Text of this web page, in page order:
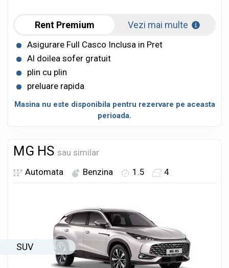
Rent Premium Vezi mai multe
Asigurare Full Casco Inclusa in Pret
Al doilea sofer gratuit
plin cu plin
preluare rapida
Masina nu este disponibila pentru rezervare pe aceasta
perioada.
MG HS sau similar
Automata
Benzina 1.5 4
SUV